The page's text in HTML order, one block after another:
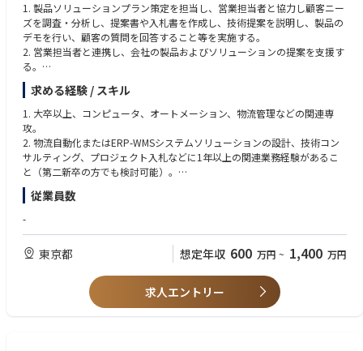
■職場環境
残業：月平均30時間程度
出張：ほとんど無い（将来、顧客との面談や代理店の支援のための出張あ
り）
有給取得率：約80％
フレックスタイム制：あり
（フレキシブルタイム：5:00-11:00/13:45-22:00、コアタイム：11:00-13:
45）
在宅勤務：あり（4-6日程度/月）
職場の雰囲気：
・グループミーティングを開催し、各担当者の情報や課題を共有し各個の
課題解決を行っている
・１ヵ月に一度の上司との面談で、業務からプライベートに関するトピッ
クスまで密にコミュニケーションが図れる
・DXを積極的に活用（Salesforce）し効率化を推進中
転勤：将来、ご本人意思を確認し、海外拠点への赴任の可能性もあり
キャリアパス：国内外のサービス代理店担当営業を経験し、海外拠点長ま
たはMROビジネスセールスのスペシャリストに育成予定
1. 製品ソリューションプラン策定を担当し、営業担当者と協力し顧客ニー
ズを調査・分析し、提案書や入札書を作成し、技術提案を説明し、製品の
デモを行い、顧客の質問を回答すること等を実施する。
2. 営業担当者と連携し、会社の製品およびソリューションの提案を支援す
る。
3. 営業担当者と共に顧客との商談を行い、契約書を作成および締結する。
4. 顧客からいただいた製品や技術に関する意見を迅速に技術部門にフィー
ドバックする。
5. 営業担当者や新しいソリューションエンジニアに対し技術的なトレーニ
ングを行う。
求める経験 / スキル
1. 大卒以上、コンピュータ、オートメーション、物流管理などの関連専
攻。
2. 物流自動化またはERP-WMSシステムソリューションの設計、技術コン
サルティング、プロジェクト入札などに1年以上の関連業務経験があるこ
と（第二新卒の方でも検討可能）。
3. 物流およびITシステムのニーズ分析およびシステムアーキテクチャ設計
の能力があること。
5. 良好なコミュニケーション能力およびチームワーク精神を持ち、出張に
対応できること。
従業員数
-
東京都 想定年収 600 万円 ~ 1,400 万円
求人エントリー